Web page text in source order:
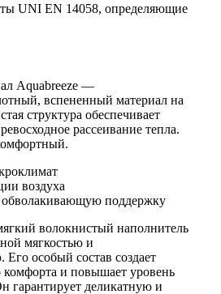
UNI EN 14058, определяющие
Aquabreeze —
вспененный материал на
структура обеспечивает
рассеивание тепла.
воздуха
обволакивающую поддержку
волокнистый наполнитель
мягкостью и
особый состав создает
и повышает уровень
гарантирует деликатную и